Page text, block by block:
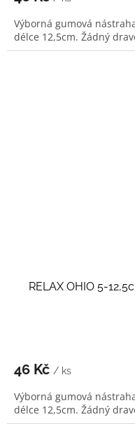
Výborná gumová
délce 12,5cm. Žádný
RELAX OHIO 5-
46 Kč / ks
Výborná gumová
délce 12,5cm. Žádný